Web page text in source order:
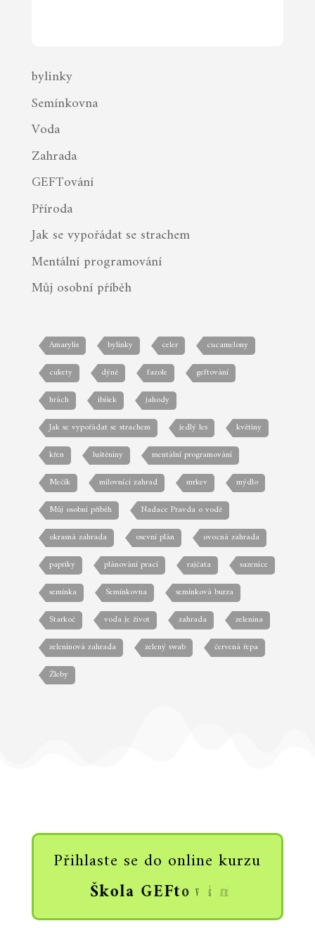
bylinky
Semínkovna
Voda
Zahrada
GEFTování
Příroda
Jak se vypořádat se strachem
Mentální programování
Můj osobní příběh
Amarylis bylinky celer
cucamelony
cukety
dýně fazole
geftování
hrách
ibišek
jahody
Jak se vypořádat se strachem
jedlý les
květiny
křen
luštěniny
mentální programování
Mečík
milovníci zahrad mrkev
mýdlo
Můj osobní příběh
Nadace Pravda o vodě
okrasná zahrada
osevní plán
ovocná zahrada
papriky
plánování prací rajčata
sazenice
semínka
Semínkovna
semínková burza
Starkoč
voda je život zahrada
zelenina
zeleninová zahrada
zelený swab
červená řepa
Žleby
Přihlaste se do online kurzu
Škola GEFto v án í